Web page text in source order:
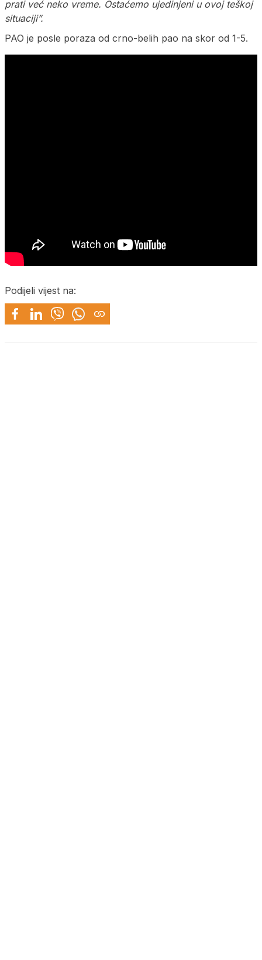
prati već neko vreme. Ostaćemo ujedinjeni u ovoj teškoj
situaciji”.
PAO je posle poraza od crno-belih pao na skor od 1-5.
Podijeli vijest na: